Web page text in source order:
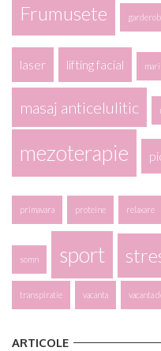
Frumusete
laser lifting facial
masaj anticelulitic
mezoterapie
primavara proteine relaxare
somn sport
transpiratie vacanta vacanta
ARTICOLE